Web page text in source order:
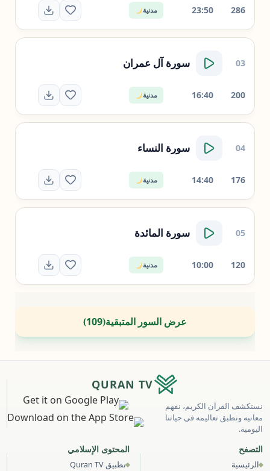
مدنية 286
23:50
03 سورة آل عمران
مدنية 200
16:40
04 سورة النساء
مدنية 176
14:40
05 سورة المائدة
مدنية 120
10:00
عرض السور المتبقية(
109
)
QURAN TV
نستكشف القرآن الكريم، نفهم
معانيه ونطبق تعاليمه في حياتنا
اليومية.
التصفح
الرئيسية
المحتوى الإسلامي
تطبيق Quran TV